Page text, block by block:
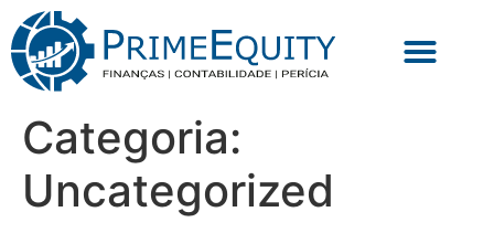
Categoria:
Uncategorized